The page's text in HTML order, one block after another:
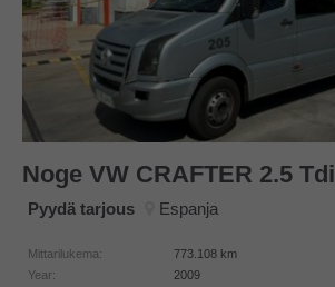
Noge VW CRAFTER 2.5 Tdi
Pyydä tarjous Espanja
Mittarilukema: 773.108 km
Year:
2009